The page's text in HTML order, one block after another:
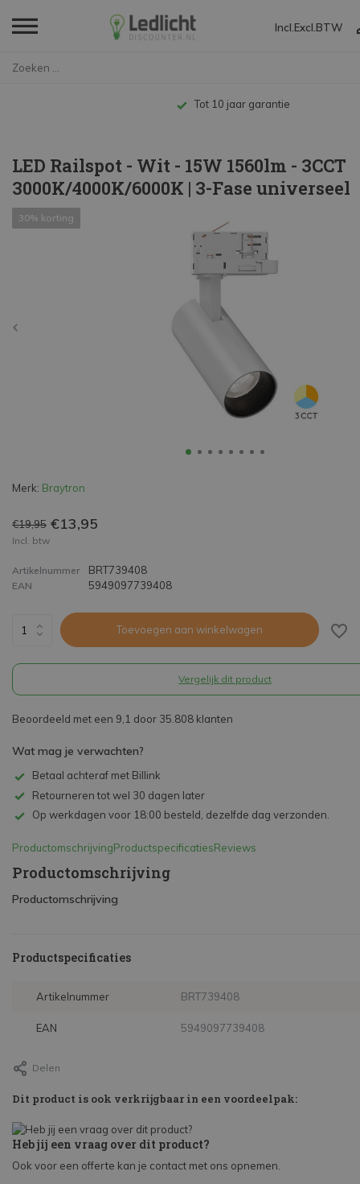
Incl. Excl. BTW
Tot 10 jaar garantie
LED Railspot - Wit - 15W 1560lm - 3CCT
3000K/4000K/6000K | 3-Fase universeel
30% korting
Merk: Braytron
€19,95 €13,95
Incl. btw
Artikelnummer BRT739408
EAN 5949097739408
Toevoegen aan winkelwagen
Vergelijk dit product
Beoordeeld met een 9,1 door 35.808 klanten
Wat mag je verwachten?
Betaal achteraf met Billink
Retourneren tot wel 30 dagen later
Op werkdagen voor 18:00 besteld, dezelfde dag verzonden.
ProductomschrijvingProductspecificatiesReviews
Productomschrijving
Productomschrijving
Productspecificaties
Artikelnummer BRT739408
EAN 5949097739408
Delen
Dit product is ook verkrijgbaar in een voordeelpak:
Heb jij een vraag over dit product?
Ook voor een offerte kan je contact met ons opnemen.